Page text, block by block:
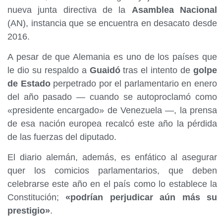
nueva junta directiva de la Asamblea Nacional
(AN), instancia que se encuentra en desacato desde
2016.
A pesar de que Alemania es uno de los países que
le dio su respaldo a Guaidótras el intento de golpe
de Estadoperpetrado por el parlamentario en enero
del año pasado — cuando se autoproclamó como
«presidente encargado» de Venezuela —, la prensa
de esa nación europea recalcó este año la pérdida
de las fuerzas del diputado.
El diario alemán, además, es enfático al asegurar
quer los comicios parlamentarios, que deben
celebrarse este año en el país como lo establece la
Constitución; «podrían perjudicar aún más su
prestigio».